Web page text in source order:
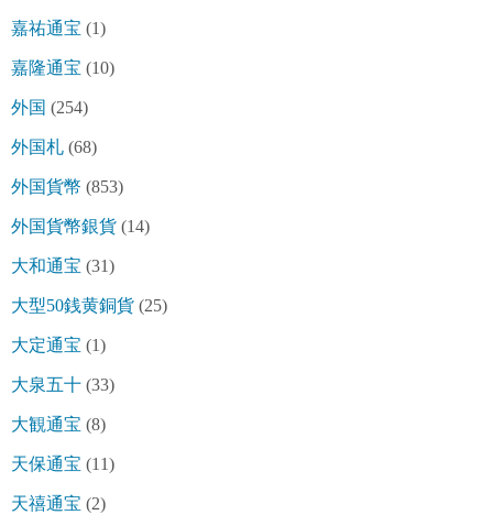
嘉祐通宝 (1)
嘉隆通宝 (10)
外国 (254)
外国札 (68)
外国貨幣 (853)
外国貨幣銀貨 (14)
大和通宝 (31)
大型50銭黄銅貨 (25)
大定通宝 (1)
大泉五十 (33)
大観通宝 (8)
天保通宝 (11)
天禧通宝 (2)